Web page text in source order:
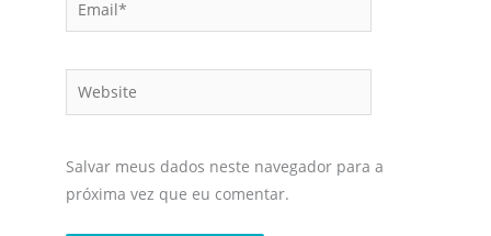
Website
Salvar meus dados neste navegador para a
próxima vez que eu comentar.